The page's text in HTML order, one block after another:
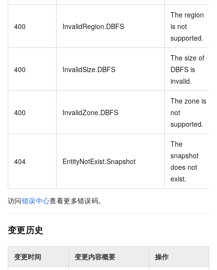
400 InvalidRegion.DBFS
The region
is not
supported.
400 InvalidSize.DBFS
The size of
DBFS is
invalid.
400 InvalidZone.DBFS
The zone is
not
supported.
404 EntityNotExist.Snapshot
The
snapshot
does not
exist.
访问错误中心查看更多错误码。
变更历史
变更时间 变更内容概要 操作